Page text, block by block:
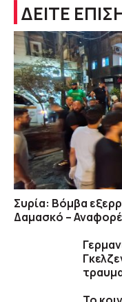
ΔΕΙΤΕ
Συρία: Βόμβα
Δαμασκό –